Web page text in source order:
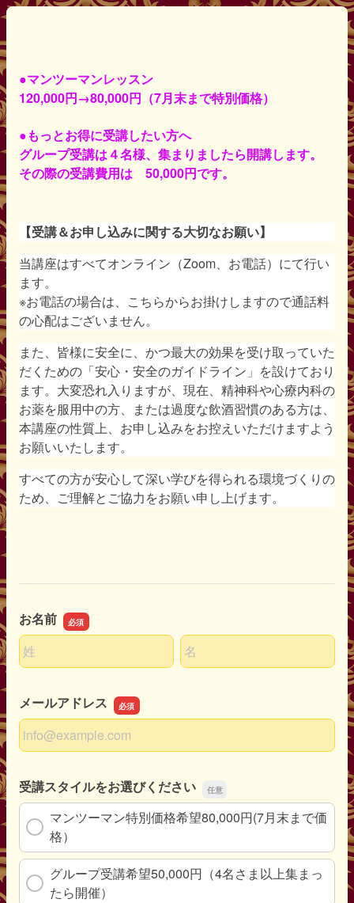
●マンツーマンレッスン
120,000円→80,000円（7月末まで特別価格）
●もっとお得に受講したい方へ
グループ受講は４名様、集まりましたら開講します。
その際の受講費用は 50,000円です。
【受講＆お申し込みに関する大切なお願い】
当講座はすべてオンライン（Zoom、お電話）にて行い
ます。
※お電話の場合は、こちらからお掛けしますので通話料
の心配はございません。
また、皆様に安全に、かつ最大の効果を受け取っていた
だくための「安心・安全のガイドライン」を設けており
ます。大変恐れ入りますが、現在、精神科や心療内科の
お薬を服用中の方、または過度な飲酒習慣のある方は、
本講座の性質上、お申し込みをお控えいただけますよう
お願いいたします。
すべての方が安心して深い学びを得られる環境づくりの
ため、ご理解とご協力をお願い申し上げます。
お名前
名前の姓
名前の名
メールアドレス
メールアドレス
受講スタイルをお選びください
マンツーマン特別価格希望80,000円(7月末まで価
格）
グループ受講希望50,000円（4名さま以上集まっ
たら開催）